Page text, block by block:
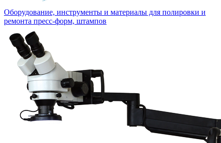
Оборудование, инструменты и материалы для полировки и
ремонта пресс-форм, штампов